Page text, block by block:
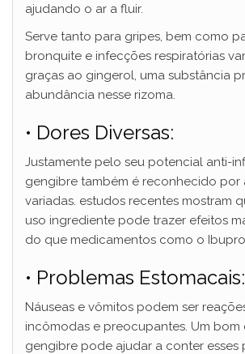
ajudando o ar a fluir.
Serve tanto para gripes, bem como
bronquite e infecções respiratórias
graças ao gingerol, uma substância
abundância nesse rizoma.
• Dores Diversas:
Justamente pelo seu potencial anti-
gengibre também é reconhecido por
variadas. estudos recentes mostram
uso ingrediente pode trazer efeitos
do que medicamentos como o
• Problemas Estomacais:
Náuseas e vômitos podem ser
incômodas e preocupantes. Um bom
gengibre pode ajudar a conter esses